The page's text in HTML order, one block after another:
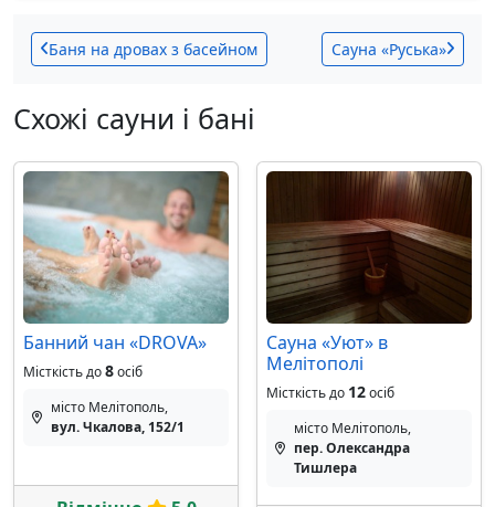
Баня на дровах з басейном Сауна «Руська»
Схожі сауни і бані
Банний чан «DROVA»
Місткість до8осіб
місто Мелітополь,
вул. Чкалова, 152/1
Сауна «Уют» в
Мелітополі
Місткість до 12осіб
місто Мелітополь,
пер. Олександра
Тишлера